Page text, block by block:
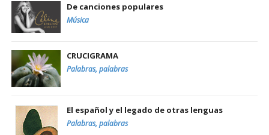
De canciones populares
Música
CRUCIGRAMA
Palabras, palabras
El español y el legado de otras lenguas
Palabras, palabras